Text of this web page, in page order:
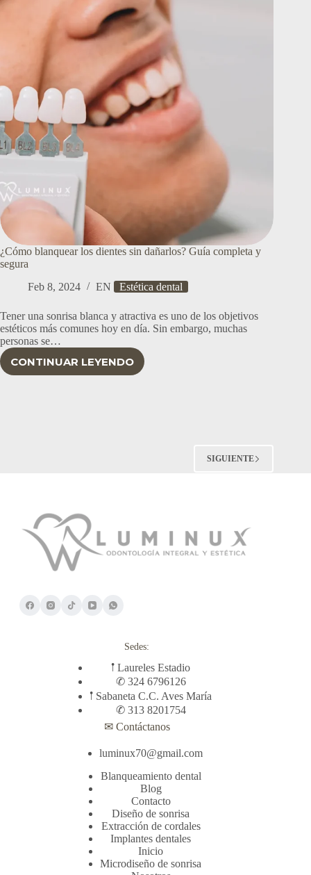
REEMPLAZAR
DIENTES
PERDIDOS
¿Cómo blanquear los dientes sin dañarlos? Guía completa y
segura
Feb 8, 2024
EN Estética dental
Tener una sonrisa blanca y atractiva es uno de los objetivos
estéticos más comunes hoy en día. Sin embargo, muchas
personas se…
CONTINUAR LEYENDO
¿CÓMO
SIGUIENTE
Sedes:
𖡡 Laureles Estadio
✆ 324 6796126
𖡡 Sabaneta C.C. Aves María
✆ 313 8201754
✉ Contáctanos
luminux70@gmail.com
Blanqueamiento dental
Blog
Contacto
Diseño de sonrisa
Extracción de cordales
Implantes dentales
Inicio
Microdiseño de sonrisa